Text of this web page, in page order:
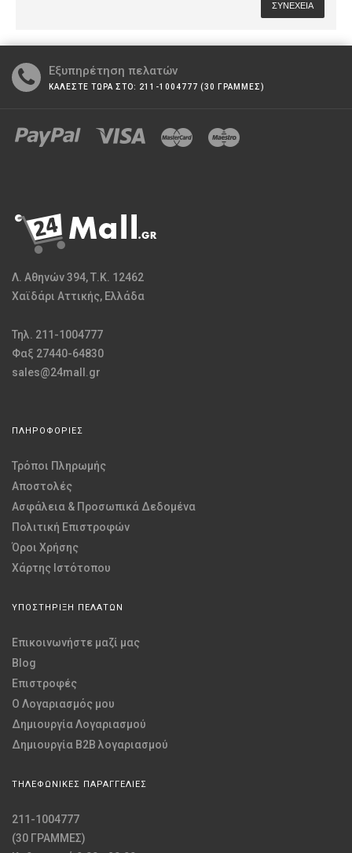
ΣΥΝΈΧΕΙΑ
Εξυπηρέτηση πελατών
ΚΑΛΕΣΤΕ ΤΩΡΑ ΣΤΟ: 211-1004777 (30 ΓΡΑΜΜΕΣ)
Λ. Αθηνών 394, Τ.Κ. 12462
Χαϊδάρι Αττικής, Ελλάδα
Τηλ. 211-1004777
Φαξ 27440-64830
sales@24mall.gr
ΠΛΗΡΟΦΟΡΙΕΣ
Τρόποι Πληρωμής
Αποστολές
Ασφάλεια & Προσωπικά Δεδομένα
Πολιτική Επιστροφών
Όροι Χρήσης
Χάρτης Ιστότοπου
ΥΠΟΣΤΗΡΙΞΗ ΠΕΛΑΤΩΝ
Επικοινωνήστε μαζί μας
Blog
Επιστροφές
O Λογαριασμός μου
Δημιουργία Λογαριασμού
Δημιουργία B2B λογαριασμού
ΤΗΛΕΦΩΝΙΚΕΣ ΠΑΡΑΓΓΕΛΙΕΣ
211-1004777
(30 ΓΡΑΜΜΕΣ)